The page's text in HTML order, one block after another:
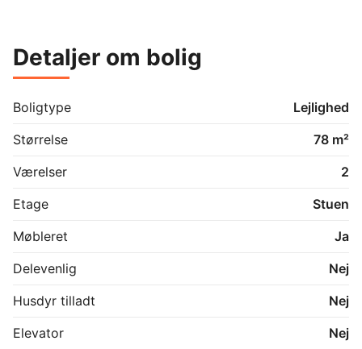
Detaljer om bolig
Boligtype
Lejlighed
Størrelse
78 m²
Værelser
2
Etage
Stuen
Møbleret
Ja
Delevenlig
Nej
Husdyr tilladt
Nej
Elevator
Nej